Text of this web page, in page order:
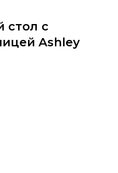
стол с
Ashley